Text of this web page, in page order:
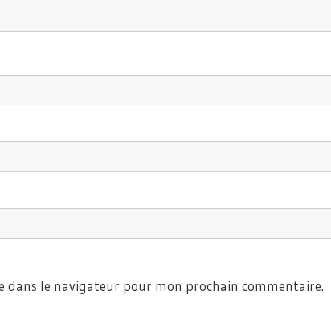
le navigateur pour mon prochain commentaire.